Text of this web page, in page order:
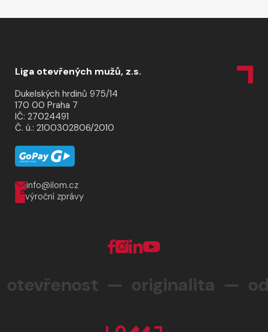
Liga otevřených mužů, z.s.
Dukelských hrdinů 975/14
170 00 Praha 7
IČ: 27024491
Č. ú.: 2100302806/2010
info@ilom.cz
výroční zprávy
— originalita —